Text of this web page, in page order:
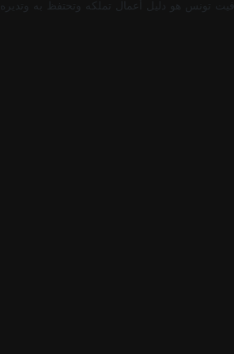
تونس هو دليل أعمال تملكه وتحتفظ به وتديره